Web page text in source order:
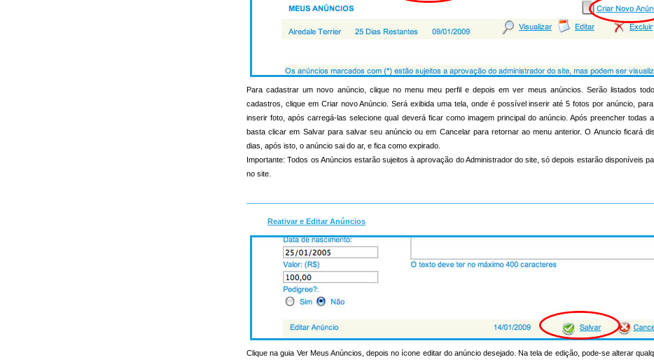
Para cadastrar um novo anúncio, clique no menu meu perfil e depois em ver meus anúncios. Serão listados
cadastros, clique em Criar novo Anúncio. Será exibida uma tela, onde é possível inserir até 5 fotos por anúncio,
inserir foto, após carregá-las selecione qual deverá ficar como imagem principal do anúncio. Após preencher todas
basta clicar em Salvar para salvar seu anúncio ou em Cancelar para retornar ao menu anterior. O Anuncio ficará
dias, após isto, o anúncio sai do ar, e fica como expirado.
Importante: Todos os Anúncios estarão sujeitos à aprovação do Administrador do site, só depois estarão disponíveis
no site.
Reativar e Editar Anúncios
Clique na guia Ver Meus Anúncios, depois no ícone editar do anúncio desejado. Na tela de edição, pode-se alterar